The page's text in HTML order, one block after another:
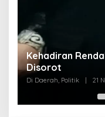
Kehadiran
Disorot
Di Daerah, Politik 21